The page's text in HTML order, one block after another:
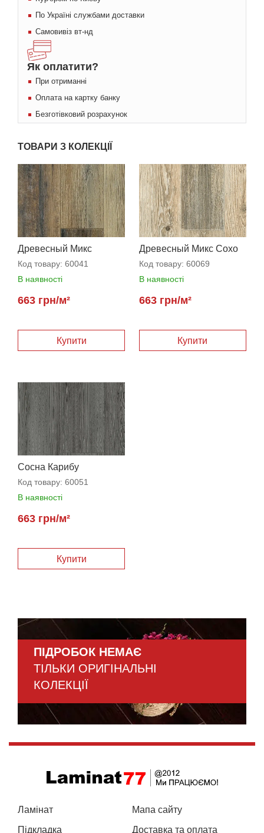
По Україні службами доставки
Самовивіз вт-нд
Як оплатити?
При отриманні
Оплата на картку банку
Безготівковий розрахунок
ТОВАРИ З КОЛЕКЦІЇ
Древесный Микс
Манхеттен
Код товару: 60041
В наявності
663 грн/м²
Древесный Микс Сохо
Код товару: 60069
В наявності
663 грн/м²
Сосна Карибу
Код товару: 60051
В наявності
663 грн/м²
ПІДРОБОК НЕМАЄ
ТІЛЬКИ ОРИГІНАЛЬНІ
КОЛЕКЦІЇ
Ламінат
Підкладка
Мапа сайту
Доставка та оплата